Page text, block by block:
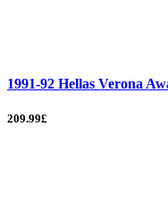
1991-92 Hellas Verona
209.99£